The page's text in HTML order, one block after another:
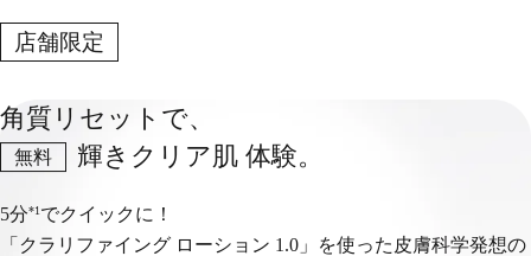
店舗限定
角質リセットで、
無料 輝きクリア肌 体験。
5分*1 でクイックに！
「クラリファイング ローション 1.0」を使った皮膚科学発想の